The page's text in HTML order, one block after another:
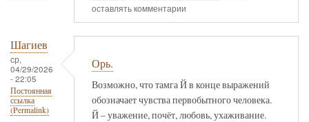
оставлять комментарии
Шагиев
ср,
04/29/2026
- 22:05
Постоянная
ссылка
(Permalink)
Орь.
Возможно, что тамга Й в конце выражений
обозначает чувства первобытного человека.
Й – уважение, почёт, любовь, ухаживание.